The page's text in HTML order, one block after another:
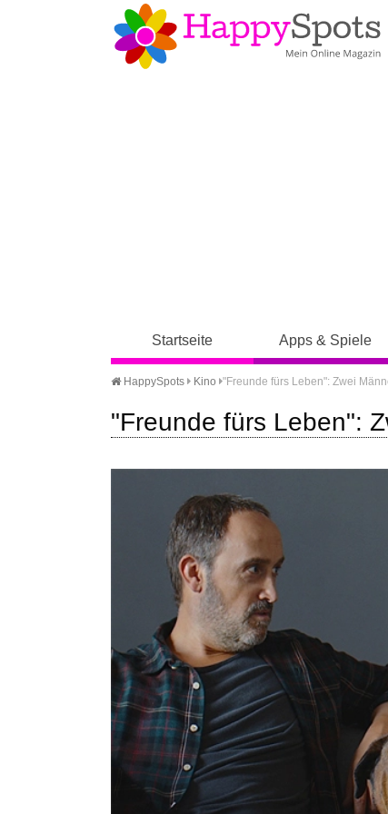
Startseite Apps & Spiele
HappySpots Kino "Freunde fürs Leben": Zwei
"Freunde fürs Leben":